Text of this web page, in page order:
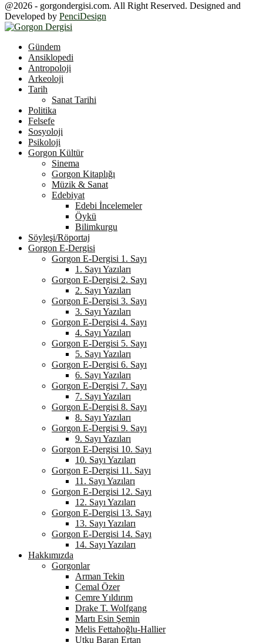
@2026 - gorgondergisi.com. All Right Reserved. Designed and
Developed by PenciDesign
Gündem
Ansiklopedi
Antropoloji
Arkeoloji
Tarih
Sanat Tarihi
Politika
Felsefe
Sosyoloji
Psikoloji
Gorgon Kültür
Sinema
Gorgon Kitaplığı
Müzik & Sanat
Edebiyat
Edebi İncelemeler
Öykü
Bilimkurgu
Söyleşi/Röportaj
Gorgon E-Dergisi
Gorgon E-Dergisi 1. Sayı
1. Sayı Yazıları
Gorgon E-Dergisi 2. Sayı
2. Sayı Yazıları
Gorgon E-Dergisi 3. Sayı
3. Sayı Yazıları
Gorgon E-Dergisi 4. Sayı
4. Sayı Yazıları
Gorgon E-Dergisi 5. Sayı
5. Sayı Yazıları
Gorgon E-Dergisi 6. Sayı
6. Sayı Yazıları
Gorgon E-Dergisi 7. Sayı
7. Sayı Yazıları
Gorgon E-Dergisi 8. Sayı
8. Sayı Yazıları
Gorgon E-Dergisi 9. Sayı
9. Sayı Yazıları
Gorgon E-Dergisi 10. Sayı
10. Sayı Yazıları
Gorgon E-Dergisi 11. Sayı
11. Sayı Yazıları
Gorgon E-Dergisi 12. Sayı
12. Sayı Yazıları
Gorgon E-Dergisi 13. Sayı
13. Sayı Yazıları
Gorgon E-Dergisi 14. Sayı
14. Sayı Yazıları
Hakkımızda
Gorgonlar
Arman Tekin
Cemal Özer
Cemre Yıldırım
Drake T. Wolfgang
Martı Esin Şemin
Melis Fettahoğlu-Hallier
Utku Baran Ertan